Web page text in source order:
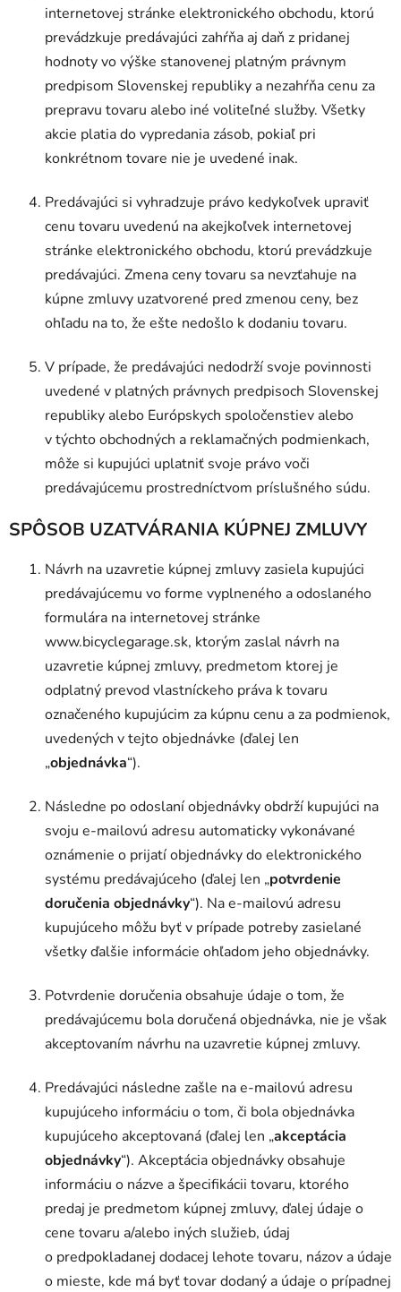
internetovej stránke elektronického obchodu, ktorú
prevádzkuje predávajúci zahŕňa aj daň z pridanej
hodnoty vo výške stanovenej platným právnym
predpisom Slovenskej republiky a nezahŕňa cenu za
prepravu tovaru alebo iné voliteľné služby. Všetky
akcie platia do vypredania zásob, pokiaľ pri
konkrétnom tovare nie je uvedené inak.
Predávajúci si vyhradzuje právo kedykoľvek upraviť
cenu tovaru uvedenú na akejkoľvek internetovej
stránke elektronického obchodu, ktorú prevádzkuje
predávajúci. Zmena ceny tovaru sa nevzťahuje na
kúpne zmluvy uzatvorené pred zmenou ceny, bez
ohľadu na to, že ešte nedošlo k dodaniu tovaru.
V prípade, že predávajúci nedodrží svoje povinnosti
uvedené v platných právnych predpisoch Slovenskej
republiky alebo Európskych spoločenstiev alebo
v týchto obchodných a reklamačných podmienkach,
môže si kupujúci uplatniť svoje právo voči
predávajúcemu prostredníctvom príslušného súdu.
SPÔSOB UZATVÁRANIA KÚPNEJ ZMLUVY
Návrh na uzavretie kúpnej zmluvy zasiela kupujúci
predávajúcemu vo forme vyplneného a odoslaného
formulára na internetovej stránke
www.bicyclegarage.sk, ktorým zaslal návrh na
uzavretie kúpnej zmluvy, predmetom ktorej je
odplatný prevod vlastníckeho práva k tovaru
označeného kupujúcim za kúpnu cenu a za podmienok,
uvedených v tejto objednávke (ďalej len
„objednávka“).
Následne po odoslaní objednávky obdrží kupujúci na
svoju e-mailovú adresu automaticky vykonávané
oznámenie o prijatí objednávky do elektronického
systému predávajúceho (ďalej len „potvrdenie
doručenia objednávky“). Na e-mailovú adresu
kupujúceho môžu byť v prípade potreby zasielané
všetky ďalšie informácie ohľadom jeho objednávky.
Potvrdenie doručenia obsahuje údaje o tom, že
predávajúcemu bola doručená objednávka, nie je však
akceptovaním návrhu na uzavretie kúpnej zmluvy.
Predávajúci následne zašle na e-mailovú adresu
kupujúceho informáciu o tom, či bola objednávka
kupujúceho akceptovaná (ďalej len „akceptácia
objednávky“). Akceptácia objednávky obsahuje
informáciu o názve a špecifikácii tovaru, ktorého
predaj je predmetom kúpnej zmluvy, ďalej údaje o
cene tovaru a/alebo iných služieb, údaj
o predpokladanej dodacej lehote tovaru, názov a údaje
o mieste, kde má byť tovar dodaný a údaje o prípadnej